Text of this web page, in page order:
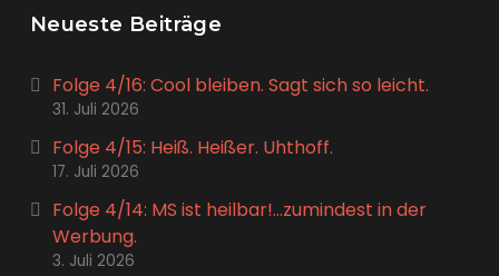
Neueste Beiträge
Folge 4/16: Cool bleiben. Sagt sich so leicht.
31. Juli 2026
Folge 4/15: Heiß. Heißer. Uhthoff.
17. Juli 2026
Folge 4/14: MS ist heilbar!…zumindest in der
Werbung.
3. Juli 2026